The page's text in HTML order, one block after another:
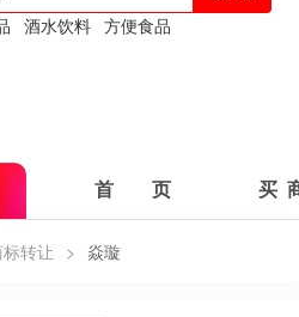
酒水饮料 方便食品
首 页 买
转让 > 焱璇